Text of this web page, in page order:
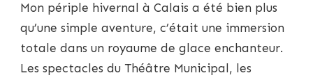
Mon périple hivernal à Calais a été bien plus
qu’une simple aventure, c’était une immersion
totale dans un royaume de glace enchanteur.
Les spectacles du Théâtre Municipal, les